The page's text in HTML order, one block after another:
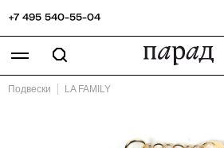
+7 495 540-55-04
Подвески LA FAMILY